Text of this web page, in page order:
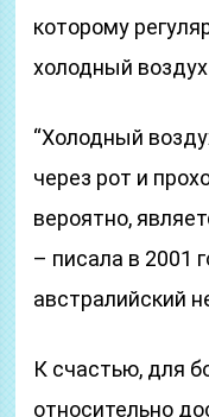
которому
холодный воздух
“Холодный
через рот и
вероятно,
– писала в 2001
австралийский
К счастью, для
относительно